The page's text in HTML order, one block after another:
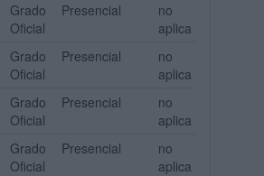
Grado
Oficial
Presencial
no
aplica
Grado
Oficial
Presencial
no
aplica
Grado
Oficial
Presencial
no
aplica
Grado
Oficial
Presencial
no
aplica